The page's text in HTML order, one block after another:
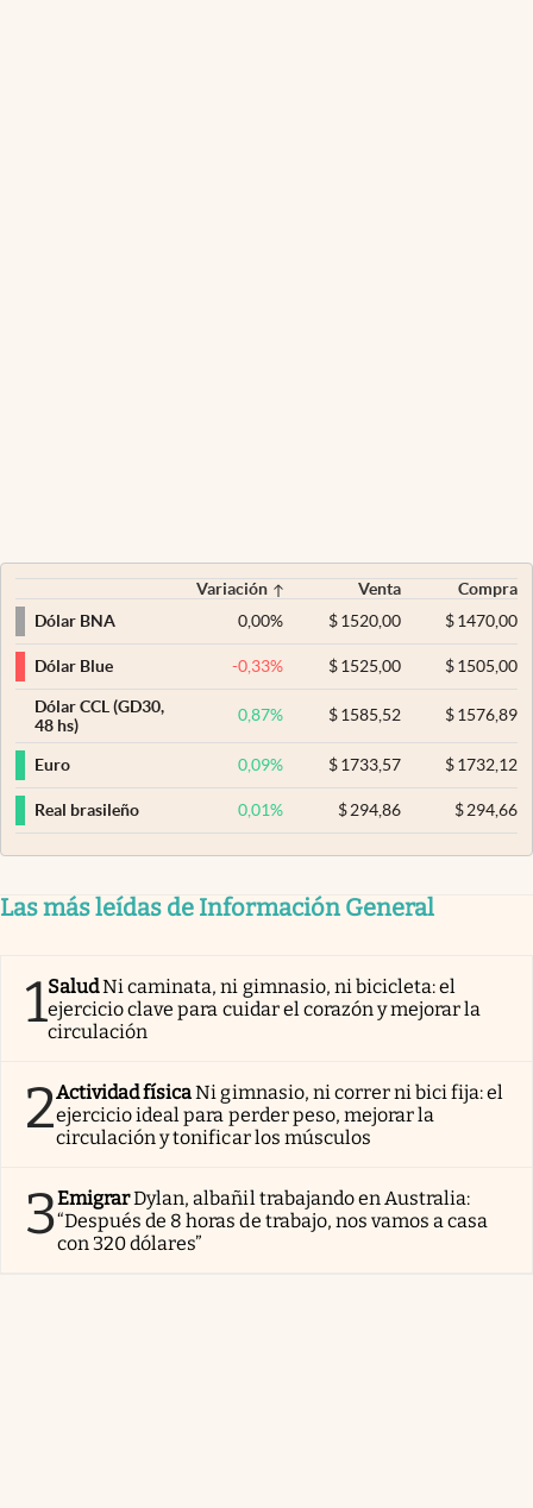
Variación Venta
Compra
Dólar BNA
0,00% $ 1520,00 $1470,00
Dólar Blue -0,33% $ 1525,00 $1505,00
Dólar CCL (GD30,
48 hs)
0,87% $ 1585,52 $1576,89
Euro 0,09% $ 1733,57 $1732,12
Real brasileño 0,01% $ 294,86 $294,66
Las más leídas de Información General
1SaludNi caminata, ni gimnasio, ni bicicleta: el
ejercicio clave para cuidar el corazón y mejorar la
circulación
2Actividad físicaNi gimnasio, ni correr ni bici fija: el
ejercicio ideal para perder peso, mejorar la
circulación y tonificar los músculos
3EmigrarDylan, albañil trabajando en Australia:
“Después de 8 horas de trabajo, nos vamos a casa
con 320 dólares”